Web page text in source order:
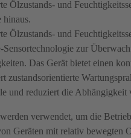
Ölzustands- und
hinaus.
Ölzustands- und
zur
Das Gerät bietet einen
zustandsorientierte
und reduziert die
verwendet, um die
Geräten mit relativ bewegten